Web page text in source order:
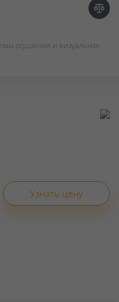
осушения и визуальная
Узнать цену